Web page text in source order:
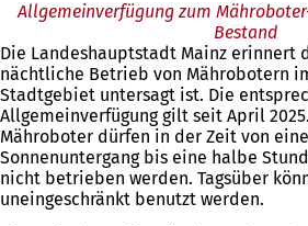
Allgemeinverfügung zum
Bestand
Die Landeshauptstadt Mainz erinnert
nächtliche Betrieb von Mährobotern
Stadtgebiet untersagt ist. Die
Allgemeinverfügung gilt seit April 2025.
Mähroboter dürfen in der Zeit von
Sonnenuntergang bis eine halbe
nicht betrieben werden. Tagsüber
uneingeschränkt benutzt werden.